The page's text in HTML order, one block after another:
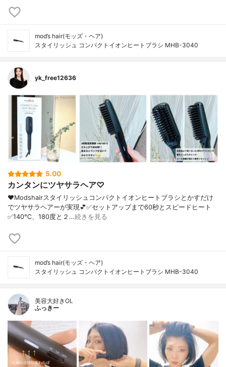
mod’s hair(モッズ・ヘア)
スタイリッシュ コンパクトイオンヒートブラシ MHB-3040
yk_free12636
5.00
カンタンにツヤサラヘア♡
❤︎Modshairスタイリッシュコンパクトイオンヒートブラシとかすだけ
でツヤサラヘアーが実現💕✅セットアップまで60秒とスピードヒート
✅140℃、180度と２…続きを見る
mod’s hair(モッズ・ヘア)
スタイリッシュ コンパクトイオンヒートブラシ MHB-3040
美容大好きOL
ふっきー